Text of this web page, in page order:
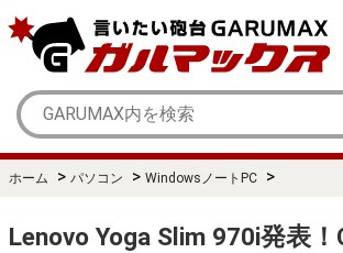
ホーム > パソコン > WindowsノートPC >
Lenovo Yoga Slim 970i発表！